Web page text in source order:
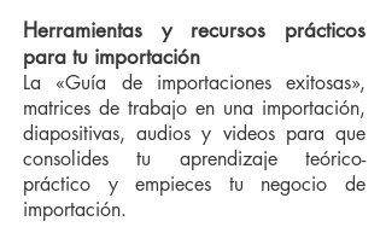
Herramientas y recursos prácticos
para tu importación
La «Guía de importaciones exitosas»,
matrices de trabajo en una importación,
diapositivas, audios y videos para que
consolides tu aprendizaje teórico-
práctico y empieces tu negocio de
importación.